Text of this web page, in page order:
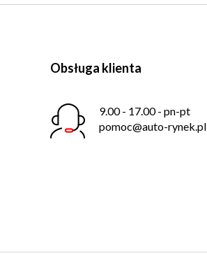
Obsługa klienta
9.00 - 17.00 - pn-pt
pomoc@auto-rynek.pl